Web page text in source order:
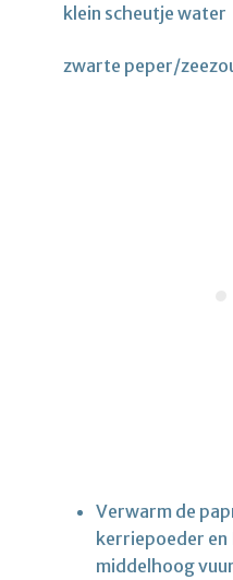
klein scheutje water
zwarte peper/
Verwarm de
kerriepoeder en
middelhoog